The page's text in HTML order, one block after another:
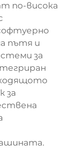
по-висока
пътя и
за
за